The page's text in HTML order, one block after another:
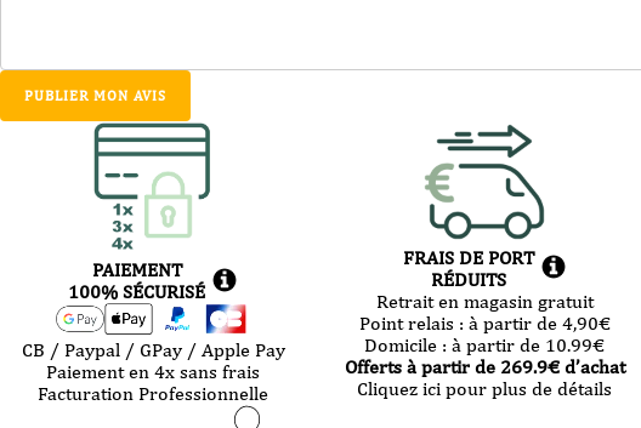
PUBLIER MON AVIS
PAIEMENT
100% SÉCURISÉ
CB / Paypal / GPay / Apple Pay
Paiement en 4x sans frais
Facturation Professionnelle
FRAIS DE PORT
RÉDUITS
Retrait en magasin gratuit
Point relais : à partir de 4,90€
Domicile :à partir de 10.99€
Offerts à partir de 269.9€ d’achat
Cliquez ici pour plus de détails